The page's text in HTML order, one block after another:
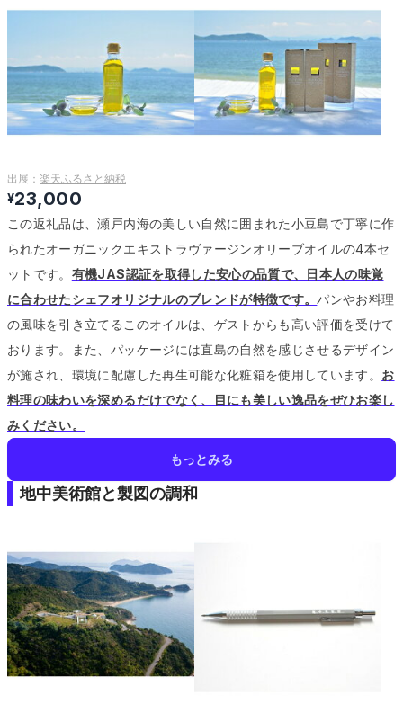
出展： 楽天ふるさと納税
¥23,000
この返礼品は、瀬戸内海の美しい自然に囲まれた小豆島で丁寧に作
られたオーガニックエキストラヴァージンオリーブオイルの4本セ
ットです。 有機JAS認証を取得した安心の品質で、日本人の味覚
に合わせたシェフオリジナルのブレンドが特徴です。パンやお料理
の風味を引き立てるこのオイルは、ゲストからも高い評価を受けて
おります。
また、パッケージには直島の自然を感じさせるデザイン
が施され、環境に配慮した再生可能な化粧箱を使用しています。 お
料理の味わいを深めるだけでなく、目にも美しい逸品をぜひお楽し
みください。
もっとみる
地中美術館と製図の調和